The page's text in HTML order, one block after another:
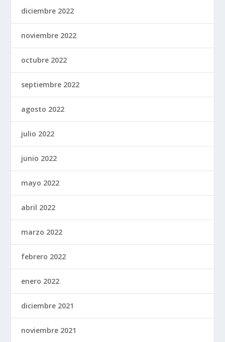
diciembre 2022
noviembre 2022
octubre 2022
septiembre 2022
agosto 2022
julio 2022
junio 2022
mayo 2022
abril 2022
marzo 2022
febrero 2022
enero 2022
diciembre 2021
noviembre 2021